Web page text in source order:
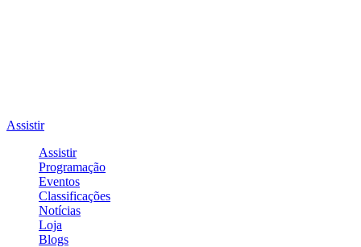
Assistir
Assistir
Programação
Eventos
Classificações
Notícias
Loja
Blogs